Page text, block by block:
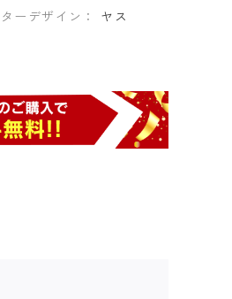
ーデザイン： ヤス